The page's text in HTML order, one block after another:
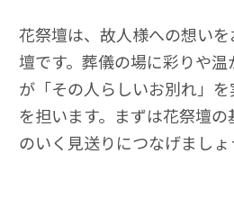
花祭壇は、故人様への想い
壇です。葬儀の場に彩りや
が「その人らしいお別れ」
を担います。まずは花祭壇
のいく見送りにつなげましょ